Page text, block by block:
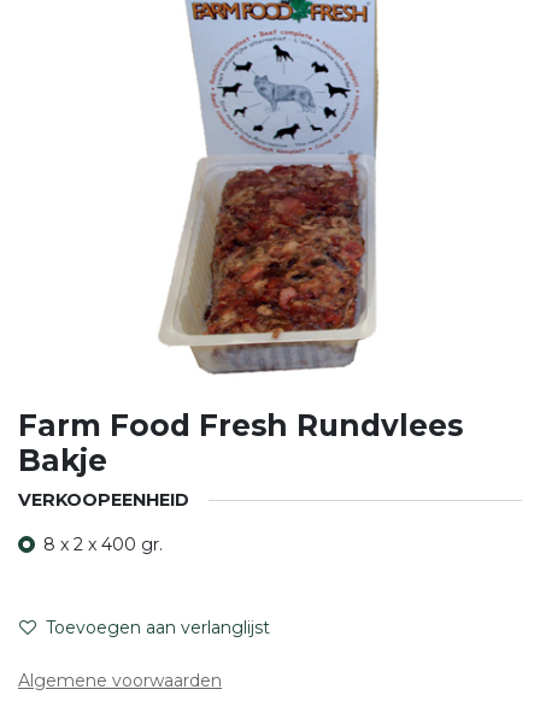
Farm Food Fresh Rundvlees
Bakje
VERKOOPEENHEID
8 x 2 x 400 gr.
Toevoegen aan verlanglijst
Algemene voorwaarden